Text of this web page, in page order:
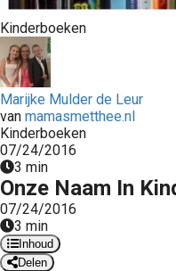
Kinderboeken
Marijke Mulder de Leur
van mamasmetthee.nl
Kinderboeken
07/24/2016
3 min
Onze Naam In
07/24/2016
3 min
Inhoud
Delen